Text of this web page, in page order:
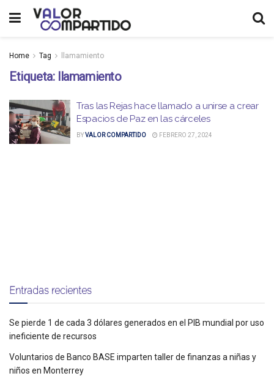
Home Tag llamamiento
Etiqueta: llamamiento
Tras las Rejas hace llamado a unirse a crear
Espacios de Paz en las cárceles
BYVALOR COMPARTIDO FEBRERO 27, 2024
Entradas recientes
Se pierde 1 de cada 3 dólares generados en el PIB mundial por uso
ineficiente de recursos
Voluntarios de Banco BASE imparten taller de finanzas a niñas y
niños en Monterrey